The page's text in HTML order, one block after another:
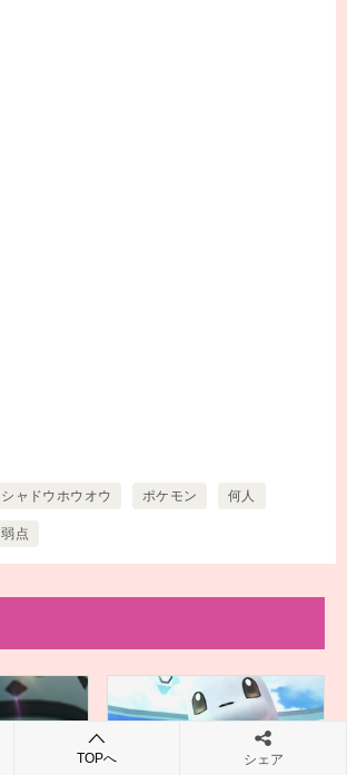
シャドウホウオウ ポケモン 何人
弱点
TOPへ シェア